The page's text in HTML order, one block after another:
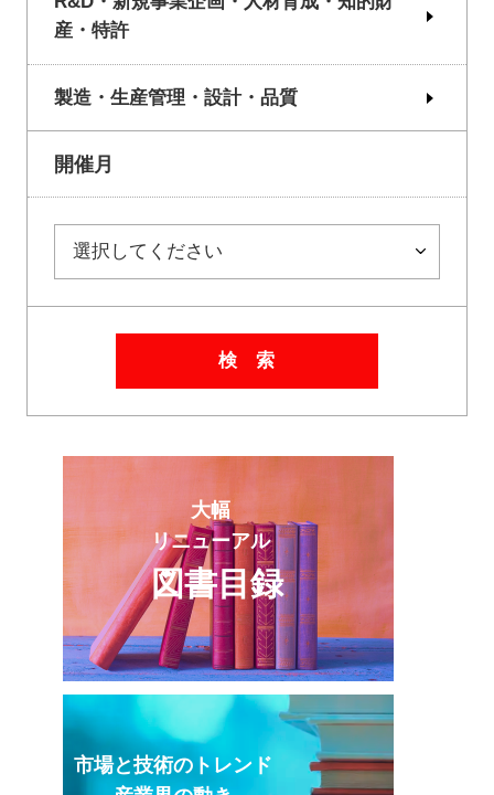
産・特許
製造・生産管理・設計・品質
開催月
検 索
大幅
リニューアル
図書目録
市場と技術のトレンド